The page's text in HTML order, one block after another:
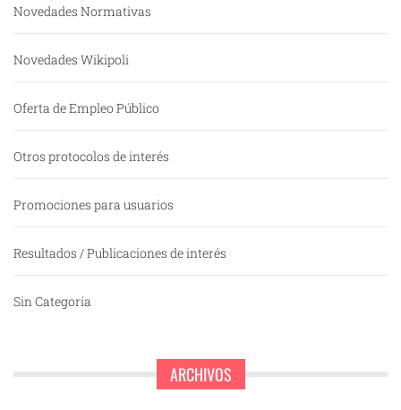
Novedades Normativas
Novedades Wikipoli
Oferta de Empleo Público
Otros protocolos de interés
Promociones para usuarios
Resultados / Publicaciones de interés
Sin Categoría
ARCHIVOS